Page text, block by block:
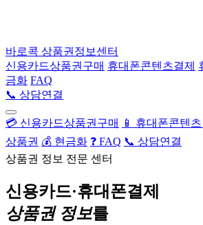
바로콕 상품권정보센터
신용카드상품권구매 휴대폰콘텐츠결제
금화 FAQ
📞 상담연결
💳 신용카드상품권구매 📱 휴대폰콘텐츠
상품권 💰 현금화 ❓ FAQ 📞 상담연결
상품권 정보 전문 센터
신용카드·휴대폰결제
상품권 정보를